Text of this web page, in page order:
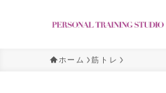
ホーム 筋トレ